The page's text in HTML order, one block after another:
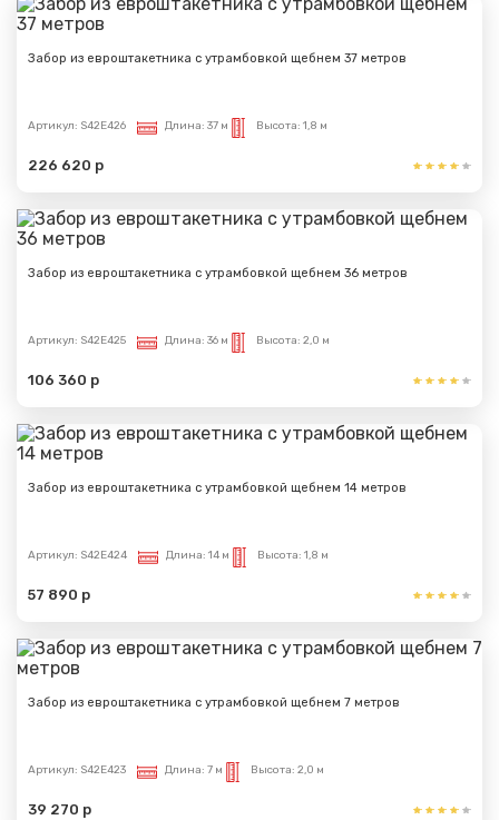
Забор из евроштакетника с утрамбовкой щебнем 37 метров
Артикул: S42E426 Длина: 37 м Высота: 1,8 м
226 620 р
Забор из евроштакетника с утрамбовкой щебнем 36 метров
Артикул: S42E425 Длина: 36 м Высота: 2,0 м
106 360 р
Забор из евроштакетника с утрамбовкой щебнем 14 метров
Артикул: S42E424 Длина: 14 м Высота: 1,8 м
57 890 р
Забор из евроштакетника с утрамбовкой щебнем 7 метров
Артикул: S42E423 Длина: 7 м Высота: 2,0 м
39 270 р